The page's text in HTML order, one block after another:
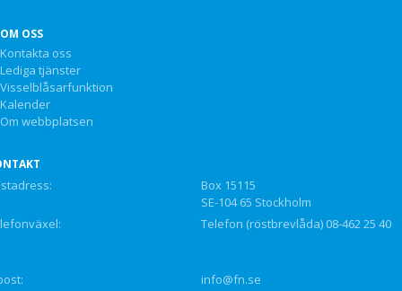
OM OSS
Kontakta oss
Lediga tjänster
Visselblåsarfunktion
Kalender
Om webbplatsen
Box 15115
SE-104 65 Stockholm
Telefon (röstbrevlåda) 08-462 25 40
info@fn.se